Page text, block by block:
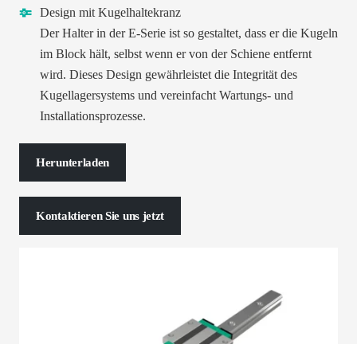
Design mit Kugelhaltekranz
Der Halter in der E-Serie ist so gestaltet, dass er die Kugeln
im Block hält, selbst wenn er von der Schiene entfernt
wird. Dieses Design gewährleistet die Integrität des
Kugellagersystems und vereinfacht Wartungs- und
Installationsprozesse.
Herunterladen
Kontaktieren Sie uns jetzt